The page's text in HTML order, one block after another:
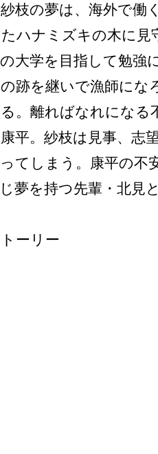
枝の夢は、海外で働
ハナミズキの木に見
大学を目指して勉強
跡を継いで漁師にな
。離ればなれになる
平。紗枝は見事、志
てしまう。康平の不
夢を持つ先輩・北見
ーリー